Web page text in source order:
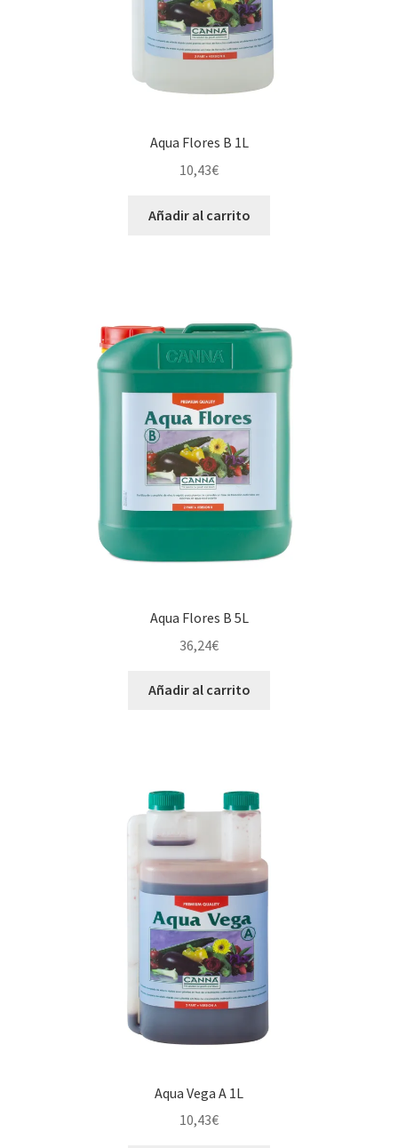
Aqua Flores B 1L
10,43€
Añadir al carrito
Aqua Flores B 5L
36,24€
Añadir al carrito
Aqua Vega A 1L
10,43€